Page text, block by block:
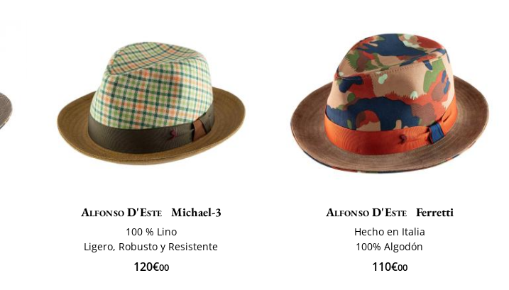
Alfonso D'Este Michael-3
100 % Lino
Ligero, Robusto y Resistente
120€00
Alfonso D'Este Ferretti
Hecho en Italia
100% Algodón
110€00